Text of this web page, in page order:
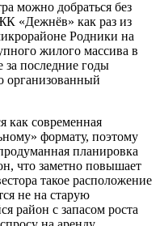
можно добраться без
«Дежнёв» как раз из
Родники на
жилого массива в
за последние годы
организованный
как современная
формату, поэтому
планировка
что заметно повышает
такое расположение
не на старую
район с запасом роста